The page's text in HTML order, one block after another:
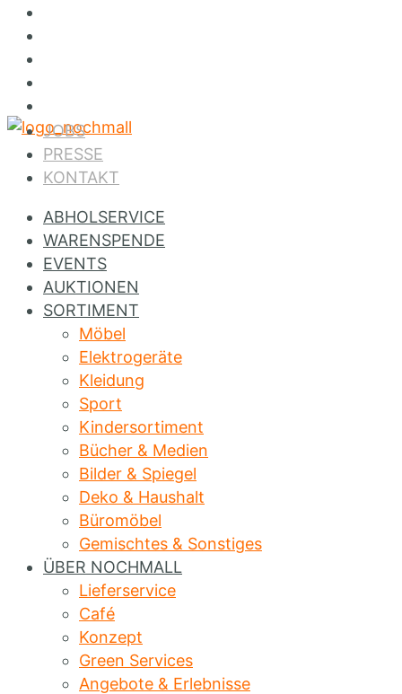
JOBS
PRESSE
KONTAKT
ABHOLSERVICE
WARENSPENDE
EVENTS
AUKTIONEN
SORTIMENT
Möbel
Elektrogeräte
Kleidung
Sport
Kindersortiment
Bücher & Medien
Bilder & Spiegel
Deko & Haushalt
Büromöbel
Gemischtes & Sonstiges
ÜBER NOCHMALL
Lieferservice
Café
Konzept
Green Services
Angebote & Erlebnisse